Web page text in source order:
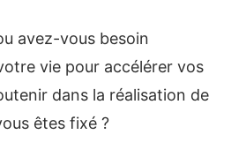
avez-vous besoin
vie pour accélérer vos
dans la réalisation de
êtes fixé ?